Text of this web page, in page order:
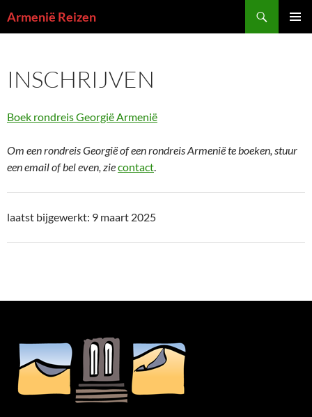
Armenië Reizen
INHOUD
INSCHRIJVEN
Boek rondreis Georgië Armenië
Om een rondreis Georgië of een rondreis Armenië te boeken, stuur
een email of bel even, ziecontact.
laatst bijgewerkt: 9 maart 2025